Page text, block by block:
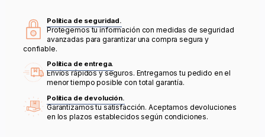
Política de seguridad.
Protegemos tu información con medidas de seguridad
avanzadas para garantizar una compra segura y
confiable.
Política de entrega.
Envíos rápidos y seguros. Entregamos tu pedido en el
menor tiempo posible con total garantía.
Política de devolución.
Garantizamos tu satisfacción. Aceptamos devoluciones
en los plazos establecidos según condiciones.